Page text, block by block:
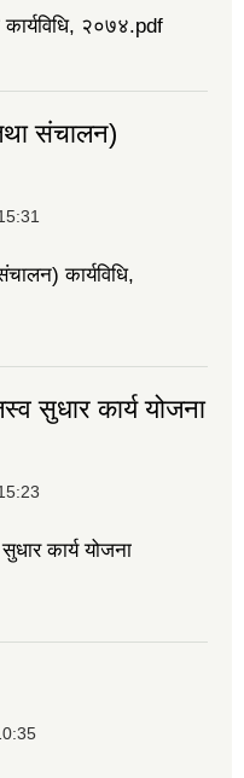
कार्यविधि, २०७४.pdf
संचालन)
कार्यविधि,
सुधार कार्य योजना
कार्य योजना